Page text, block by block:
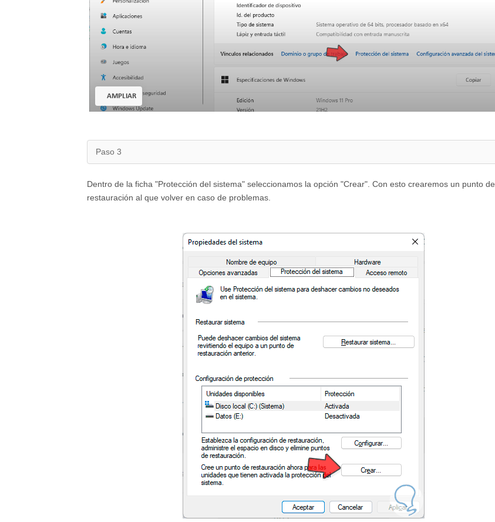
AMPLIAR
Paso 3
Dentro de la ficha "Protección del sistema" seleccionamos la opción "Crear". Con esto crearemos un punto de
restauración al que volver en caso de problemas.